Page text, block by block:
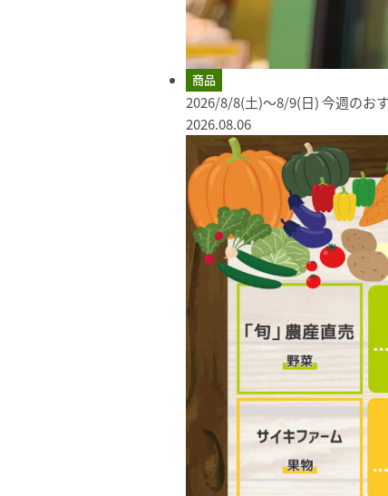
商品
2026/8/8(土)～8/9(日) 今週のお
2026.08.06